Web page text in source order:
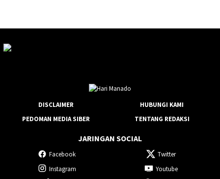
DISCLAIMER
HUBUNGI KAMI
PEDOMAN MEDIA SIBER
TENTANG REDAKSI
JARINGAN SOCIAL
Facebook
Twitter
Instagram
Youtube